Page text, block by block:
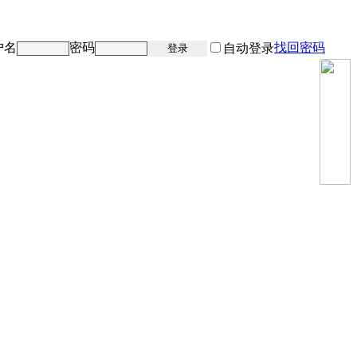
名 密码 登录 自动登录找回密码